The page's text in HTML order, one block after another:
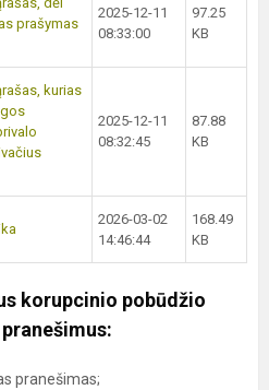
prašymas
2025-12-11
08:33:00
97.25
KB
kurias
2025-12-11
08:32:45
87.88
KB
2026-03-02
14:46:44
168.49
KB
korupcinio pobūdžio
pranešimas;